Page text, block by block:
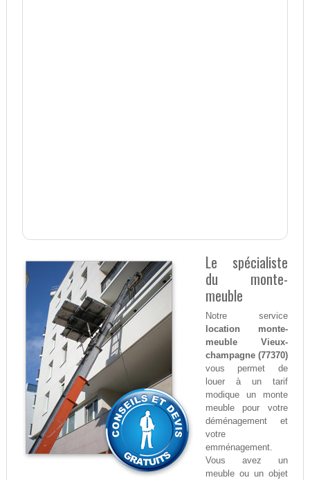
Le spécialiste
du monte-
meuble
Notre service
location monte-
meuble Vieux-
champagne (77370)
vous permet de
louer à un tarif
modique un monte
meuble pour votre
déménagement et
votre
emménagement.
Vous avez un
meuble ou un objet